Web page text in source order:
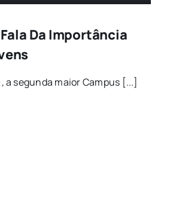
Da Importância
segunda maior Campus [...]